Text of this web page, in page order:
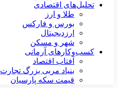
تحلیل‌های اقتصادی
طلا و ارز
بورس و فارکس
ارزدیجیتال
شهر و مسکن
کسب‌وکارهای آرمانی
آفتاب اقتصاد
بنیاد مربی بزرگ تجارت
قیمت سکه پارسیان